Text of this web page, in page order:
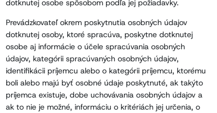
dotknutej osobe spôsobom podľa jej požiadavky.
Prevádzkovateľ okrem poskytnutia osobných údajov
dotknutej osoby, ktoré spracúva, poskytne dotknutej
osobe aj informácie o účele spracúvania osobných
údajov, kategórii spracúvaných osobných údajov,
identifikácii príjemcu alebo o kategórii príjemcu, ktorému
boli alebo majú byť osobné údaje poskytnuté, ak takýto
príjemca existuje, dobe uchovávania osobných údajov a
ak to nie je možné, informáciu o kritériách jej určenia, o